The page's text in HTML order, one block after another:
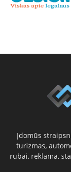
Įdomūs
turizmas,
rūbai, reklama,